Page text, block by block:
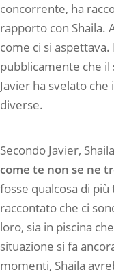
concorrente, ha
rapporto con Shaila.
come ci si
pubblicamente che
Javier ha svelato
diverse.
Secondo Javier,
come te non se ne
fosse qualcosa di
raccontato che ci
loro, sia in piscina
situazione si fa
momenti, Shaila